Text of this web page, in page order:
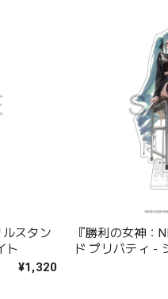
スタン
ト
¥1,320
『勝利の女神：
ド プリバティ -